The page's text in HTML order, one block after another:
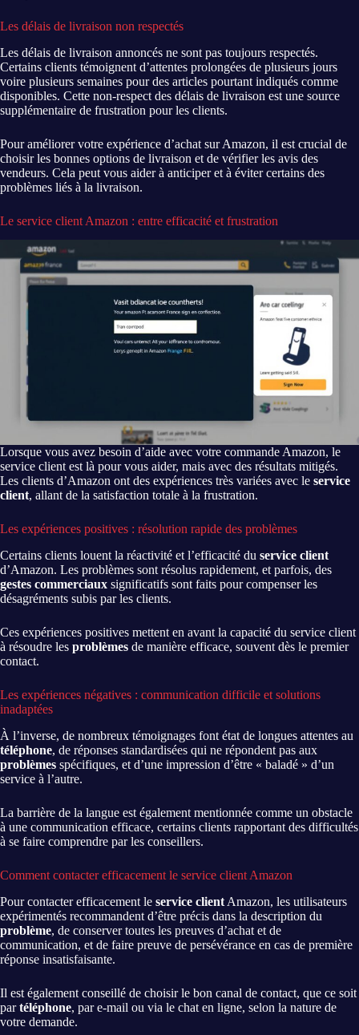
Les délais de livraison non respectés
Les délais de livraison annoncés ne sont pas toujours respectés.
Certains clients témoignent d’attentes prolongées de plusieurs jours
voire plusieurs semaines pour des articles pourtant indiqués comme
disponibles. Cette non-respect des délais de livraison est une source
supplémentaire de frustration pour les clients.
Pour améliorer votre expérience d’achat sur Amazon, il est crucial de
choisir les bonnes options de livraison et de vérifier les avis des
vendeurs. Cela peut vous aider à anticiper et à éviter certains des
problèmes liés à la livraison.
Le service client Amazon : entre efficacité et frustration
Lorsque vous avez besoin d’aide avec votre commande Amazon, le
service client est là pour vous aider, mais avec des résultats mitigés.
Les clients d’Amazon ont des expériences très variées avec le service
client, allant de la satisfaction totale à la frustration.
Les expériences positives : résolution rapide des problèmes
Certains clients louent la réactivité et l’efficacité du service client
d’Amazon. Les problèmes sont résolus rapidement, et parfois, des
gestes commerciaux significatifs sont faits pour compenser les
désagréments subis par les clients.
Ces expériences positives mettent en avant la capacité du service client
à résoudre les problèmes de manière efficace, souvent dès le premier
contact.
Les expériences négatives : communication difficile et solutions
inadaptées
À l’inverse, de nombreux témoignages font état de longues attentes au
téléphone, de réponses standardisées qui ne répondent pas aux
problèmes spécifiques, et d’une impression d’être « baladé » d’un
service à l’autre.
La barrière de la langue est également mentionnée comme un obstacle
à une communication efficace, certains clients rapportant des difficultés
à se faire comprendre par les conseillers.
Comment contacter efficacement le service client Amazon
Pour contacter efficacement le service client Amazon, les utilisateurs
expérimentés recommandent d’être précis dans la description du
problème, de conserver toutes les preuves d’achat et de
communication, et de faire preuve de persévérance en cas de première
réponse insatisfaisante.
Il est également conseillé de choisir le bon canal de contact, que ce soit
partéléphone, par e-mail ou via le chat en ligne, selon la nature de
votre demande.